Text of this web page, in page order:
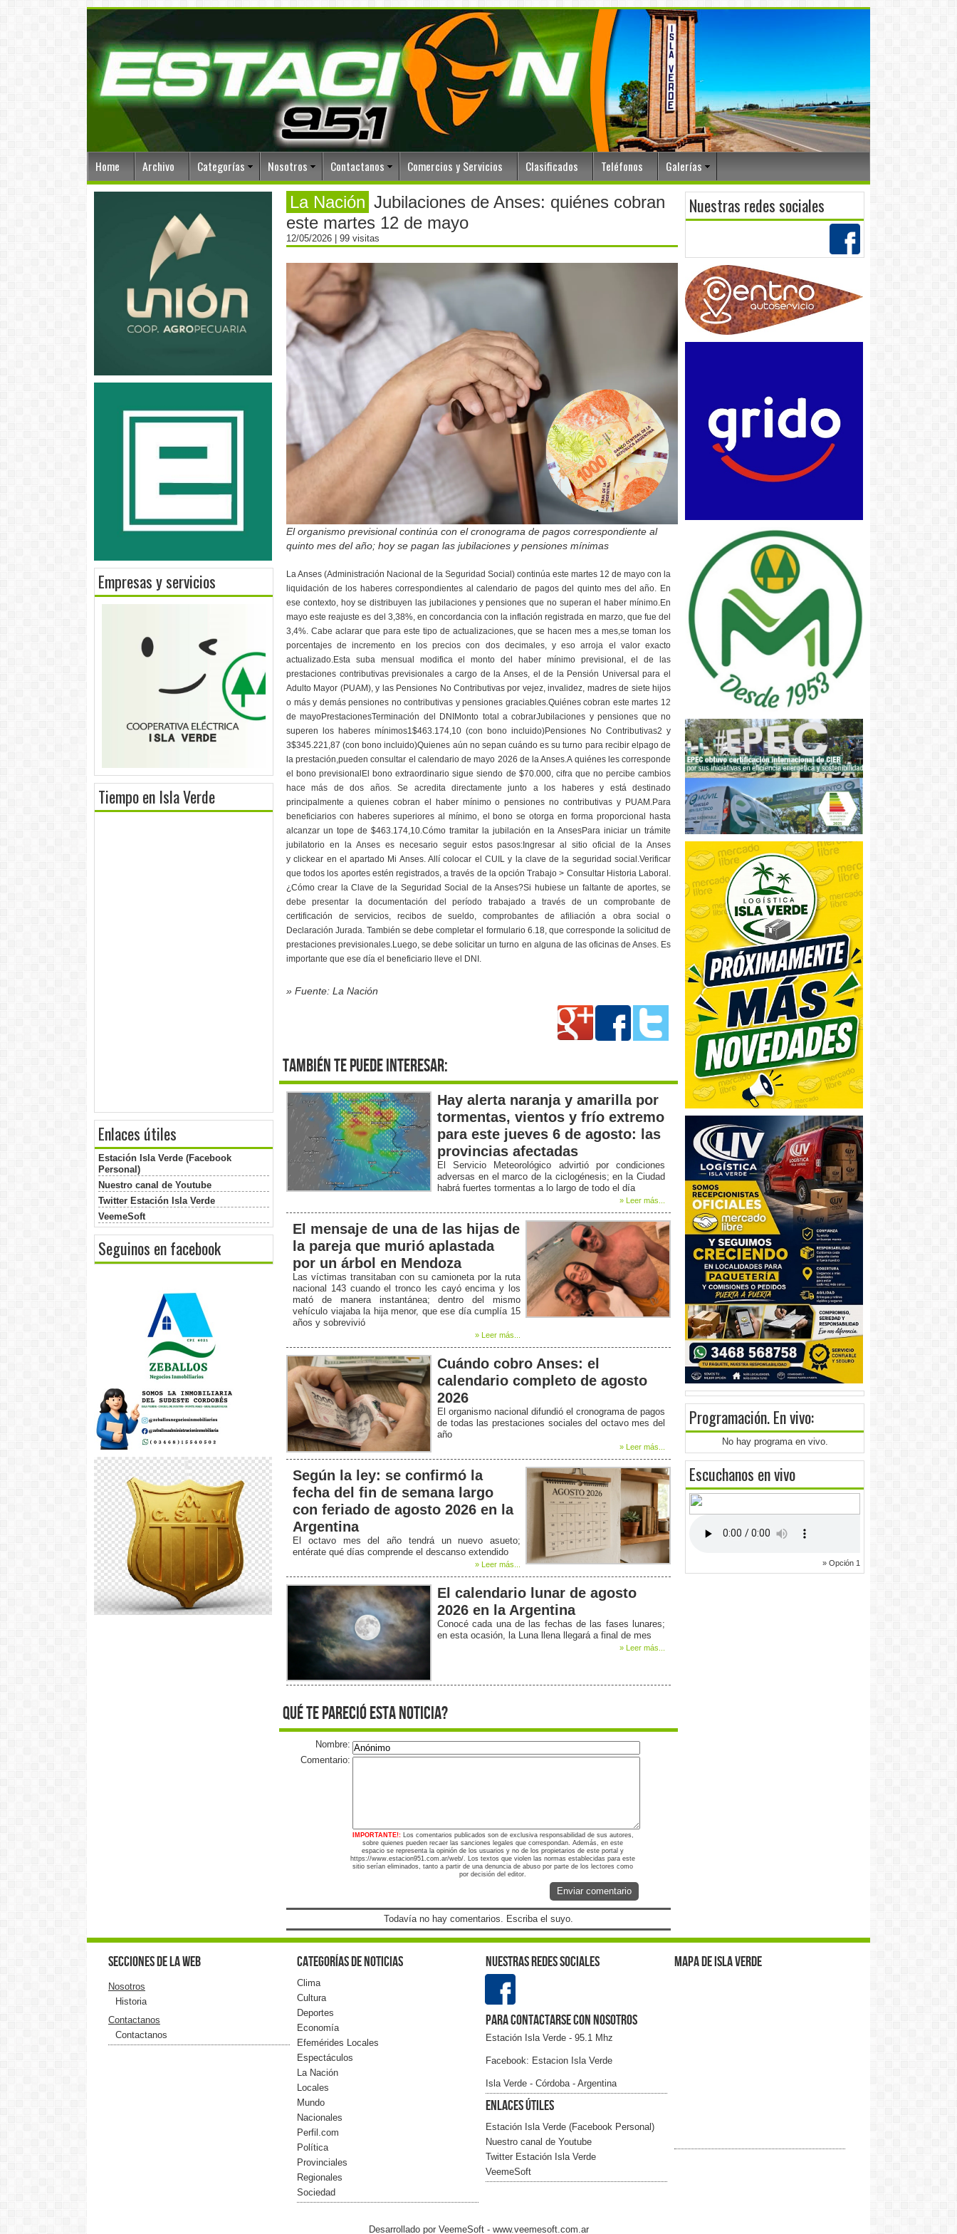
Home Archivo Categorías Nosotros Contactanos Comercios y Servicios Clasificados Teléfonos Galerías
Empresas y servicios
Tiempo en Isla Verde
Enlaces útiles
Estación Isla Verde (Facebook
Personal)
Nuestro canal de Youtube
Twitter Estación Isla Verde
VeemeSoft
Seguinos en facebook
La Nación Jubilaciones de Anses: quiénes cobran
este martes 12 de mayo
12/05/2026 | 99 visitas
El organismo previsional continúa con el cronograma de pagos correspondiente al
quinto mes del año; hoy se pagan las jubilaciones y pensiones mínimas
La Anses (Administración Nacional de la Seguridad Social) continúa este martes 12 de mayo con la
liquidación de los haberes correspondientes al calendario de pagos del quinto mes del año. En
ese contexto, hoy se distribuyen las jubilaciones y pensiones que no superan el haber mínimo.En
mayo este reajuste es del 3,38%, en concordancia con la inflación registrada en marzo, que fue del
3,4%. Cabe aclarar que para este tipo de actualizaciones, que se hacen mes a mes,se toman los
porcentajes de incremento en los precios con dos decimales, y eso arroja el valor exacto
actualizado.Esta suba mensual modifica el monto del haber mínimo previsional, el de las
prestaciones contributivas previsionales a cargo de la Anses, el de la Pensión Universal para el
Adulto Mayor (PUAM), y las Pensiones No Contributivas por vejez, invalidez, madres de siete hijos
o más y demás pensiones no contributivas y pensiones graciables.Quiénes cobran este martes 12
de mayoPrestacionesTerminación del DNIMonto total a cobrarJubilaciones y pensiones que no
superen los haberes mínimos1$463.174,10 (con bono incluido)Pensiones No Contributivas2 y
3$345.221,87 (con bono incluido)Quienes aún no sepan cuándo es su turno para recibir elpago de
la prestación,pueden consultar el calendario de mayo 2026 de la Anses.A quiénes les corresponde
el bono previsionalEl bono extraordinario sigue siendo de $70.000, cifra que no percibe cambios
hace más de dos años. Se acredita directamente junto a los haberes y está destinado
principalmente a quienes cobran el haber mínimo o pensiones no contributivas y PUAM.Para
beneficiarios con haberes superiores al mínimo, el bono se otorga en forma proporcional hasta
alcanzar un tope de $463.174,10.Cómo tramitar la jubilación en la AnsesPara iniciar un trámite
jubilatorio en la Anses es necesario seguir estos pasos:Ingresar al sitio oficial de la Anses
y clickear en el apartado Mi Anses. Allí colocar el CUIL y la clave de la seguridad social.Verificar
que todos los aportes estén registrados, a través de la opción Trabajo > Consultar Historia Laboral.
¿Cómo crear la Clave de la Seguridad Social de la Anses?Si hubiese un faltante de aportes, se
debe presentar la documentación del período trabajado a través de un comprobante de
certificación de servicios, recibos de sueldo, comprobantes de afiliación a obra social o
Declaración Jurada. También se debe completar el formulario 6.18, que corresponde la solicitud de
prestaciones previsionales.Luego, se debe solicitar un turno en alguna de las oficinas de Anses. Es
importante que ese día el beneficiario lleve el DNI.
» Fuente: La Nación
También te puede interesar:
Hay alerta naranja y amarilla por
tormentas, vientos y frío extremo
para este jueves 6 de agosto: las
provincias afectadas
El Servicio Meteorológico advirtió por condiciones
adversas en el marco de la ciclogénesis; en la Ciudad
habrá fuertes tormentas a lo largo de todo el día
» Leer más...
El mensaje de una de las hijas de
la pareja que murió aplastada
por un árbol en Mendoza
Las víctimas transitaban con su camioneta por la ruta
nacional 143 cuando el tronco les cayó encima y los
mató de manera instantánea; dentro del mismo
vehículo viajaba la hija menor, que ese día cumplía 15
años y sobrevivió
» Leer más...
Cuándo cobro Anses: el
calendario completo de agosto
2026
El organismo nacional difundió el cronograma de pagos
de todas las prestaciones sociales del octavo mes del
año
» Leer más...
Según la ley: se confirmó la
fecha del fin de semana largo
con feriado de agosto 2026 en la
Argentina
El octavo mes del año tendrá un nuevo asueto;
entérate qué días comprende el descanso extendido
» Leer más...
El calendario lunar de agosto
2026 en la Argentina
Conocé cada una de las fechas de las fases lunares;
en esta ocasión, la Luna llena llegará a final de mes
» Leer más...
qué te pareció esta noticia?
Nombre:
Comentario:
IMPORTANTE!: Los comentarios publicados son de exclusiva responsabilidad de sus autores,
sobre quienes pueden recaer las sanciones legales que correspondan. Además, en este
espacio se representa la opinión de los usuarios y no de los propietarios de este portal y
https://www.estacion951.com.ar/web/. Los textos que violen las normas establecidas para este
sitio serían eliminados, tanto a partir de una denuncia de abuso por parte de los lectores como
por decisión del editor.
Enviar comentario
Todavía no hay comentarios. Escriba el suyo.
Nuestras redes sociales
Programación. En vivo:
No hay programa en vivo.
Escuchanos en vivo
» Opción 1
Secciones de la web
Nosotros
Historia
Contactanos
Contactanos
Categorías de noticias
Clima
Cultura
Deportes
Economía
Efemérides Locales
Espectáculos
La Nación
Locales
Mundo
Nacionales
Perfil.com
Política
Provinciales
Regionales
Sociedad
Nuestras redes sociales
Para contactarse con nosotros
Estación Isla Verde - 95.1 Mhz
Facebook: Estacion Isla Verde
Isla Verde - Córdoba - Argentina
Enlaces útiles
Estación Isla Verde (Facebook Personal)
Nuestro canal de Youtube
Twitter Estación Isla Verde
VeemeSoft
Mapa de Isla Verde
Desarrollado por VeemeSoft - www.veemesoft.com.ar